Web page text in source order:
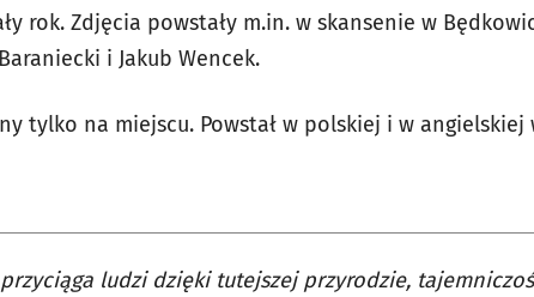
rok. Zdjęcia powstały m.in. w skansenie w
i Jakub Wencek.
tylko na miejscu. Powstał w polskiej i w angielskiej
ludzi dzięki tutejszej przyrodzie,